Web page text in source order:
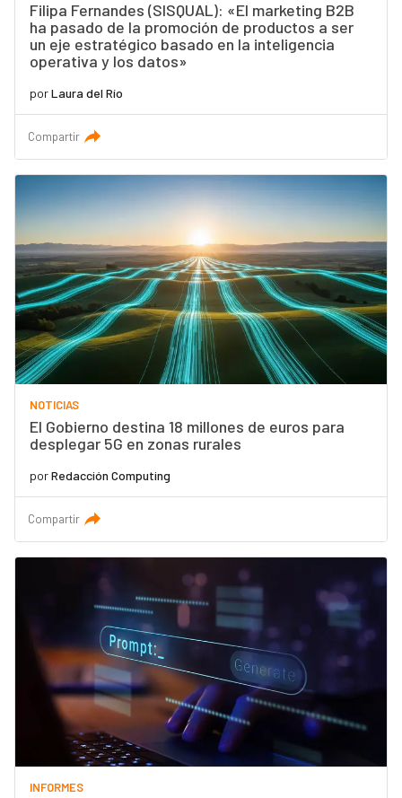
Filipa Fernandes (SISQUAL): «El marketing B2B
ha pasado de la promoción de productos a ser
un eje estratégico basado en la inteligencia
operativa y los datos»
porLaura del Río
Compartir
NOTICIAS
El Gobierno destina 18 millones de euros para
desplegar 5G en zonas rurales
porRedacción Computing
Compartir
INFORMES